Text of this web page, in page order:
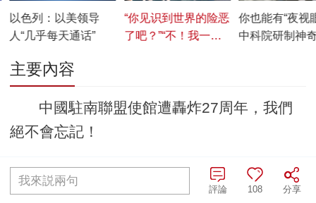
以色列：以美领导
人“几乎每天通话”
“你见识到世界的险恶
了吧？”“不！我一天
你也能有“夜视
中科院研制神
主要內容
中國駐南聯盟使館遭轟炸27周年，我們
絕不會忘記！
編輯：王潞 責任編輯：王佐亞
我來説兩句
分享
108
評論